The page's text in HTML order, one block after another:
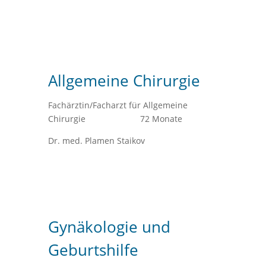
Allgemeine Chirurgie
Fachärztin/Facharzt für Allgemeine
Chirurgie 72 Monate
Dr. med. Plamen Staikov
Gynäkologie und
Geburtshilfe